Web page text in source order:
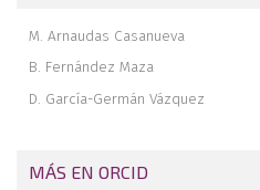
M. Arnaudas Casanueva
B. Fernández Maza
D. García-Germán Vázquez
MÁS EN ORCID